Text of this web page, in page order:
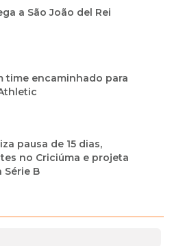
a São João del Rei
time encaminhado para
pausa de 15 dias,
no Criciúma e projeta
Série B